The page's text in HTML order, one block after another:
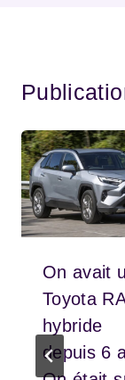
On avait
Toyota
hybride
depuis 6